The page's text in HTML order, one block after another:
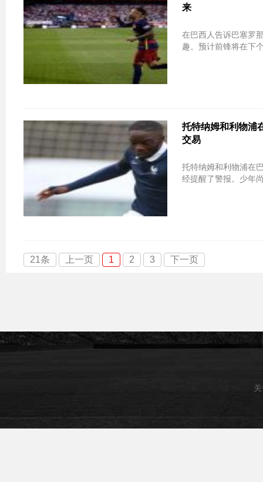
来
在巴西人告诉巴塞罗
趣。预计前锋将在下
托特纳姆和利物浦
交易
托特纳姆和利物浦在
经提醒了警报。少年
21条 上一页 1 2 3 下一页